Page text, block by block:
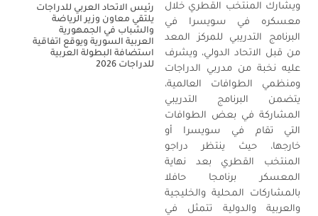
ويشارك المنتخب القطري خلال
معسكره في سويسرا في
البرنامج التدريبي للمركز المعد
من قبل الاتحاد الدولي، ويشرف
عليه نخبة من مدربي الدراجات
ومنظمي الطوافات العالمية،
يتضمن البرنامج التدريبي
المشاركة في بعض الطوافات
التي تقام في سويسرا أو
خارجها، حيث ينتظر دراجو
المنتخب القطري بعد نهاية
المعسكر برنامجا حافلا
بالمشاركات المحلية والخليجية
والعربية والدولية تتمثل في
رئيس الاتحاد العربي للدراجات
يلتقي معاون وزير الرياضة
والشباب في الجمهورية
العربية السورية ويوقع اتفاقية
استضافة البطولة العربية
للدراجات 2026